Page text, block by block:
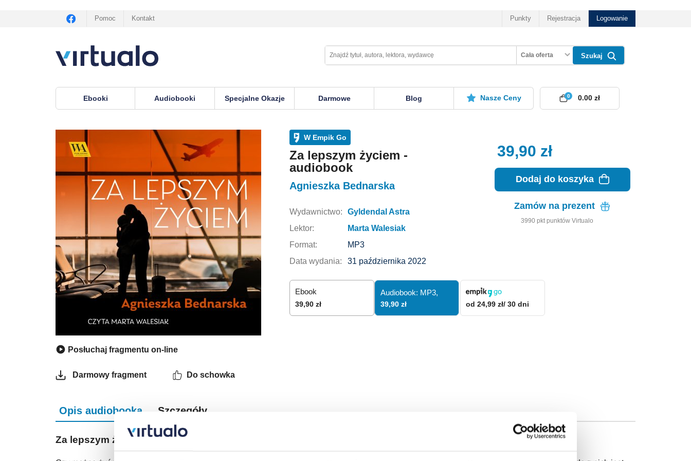
Pomoc Kontakt Punkty Rejestracja Logowanie
Cała oferta Szukaj
Ebooki Audiobooki Specjalne Okazje Darmowe Blog Nasze Ceny 0
0.00 zł
Posłuchaj fragmentu on-line
Darmowy fragment Do schowka
W Empik Go
Za lepszym życiem -
audiobook
Agnieszka Bednarska
Wydawnictwo:
Gyldendal Astra
Lektor:
Marta Walesiak
Format:
MP3
Data wydania:
31 października 2022
Ebook
39,90 zł
Audiobook: MP3,
39,90 zł od 24,99 zł/ 30 dni
39,90 zł
Dodaj do koszyka
Zamów na prezent
3990pkt punktów Virtualo
Opis audiobooka Szczegóły
Za lepszym życiem - audiobook